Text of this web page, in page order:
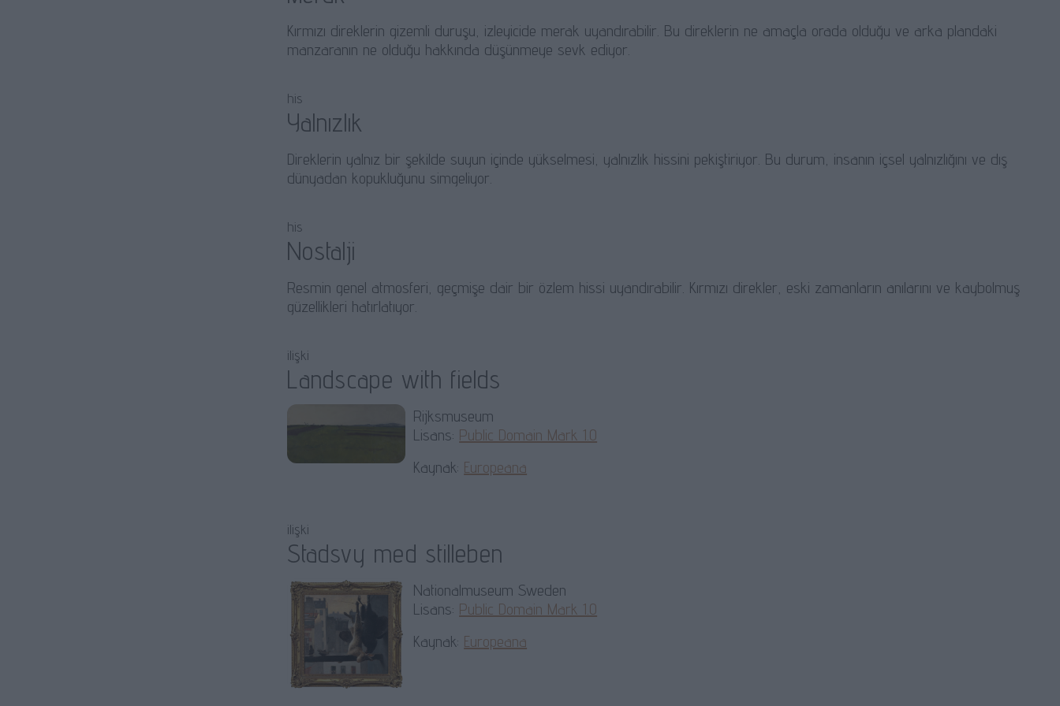
Kırmızı direklerin gizemli duruşu, izleyicide merak uyandırabilir. Bu direklerin ne amaçla orada olduğu ve arka plandaki
manzaranın ne olduğu hakkında düşünmeye sevk ediyor.
his
Yalnızlık
Direklerin yalnız bir şekilde suyun içinde yükselmesi, yalnızlık hissini pekiştiriyor. Bu durum, insanın içsel yalnızlığını ve dış
dünyadan kopukluğunu simgeliyor.
his
Nostalji
Resmin genel atmosferi, geçmişe dair bir özlem hissi uyandırabilir. Kırmızı direkler, eski zamanların anılarını ve kaybolmuş
güzellikleri hatırlatıyor.
ilişki
Landscape with fields
Rijksmuseum
Lisans: Public Domain Mark 1.0
Kaynak: Europeana
ilişki
Stadsvy med stilleben
Nationalmuseum Sweden
Lisans: Public Domain Mark 1.0
Kaynak: Europeana